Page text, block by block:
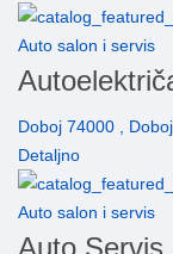
Auto salon i servis
Doboj 74000 , Doboj
Detaljno
Auto salon i servis